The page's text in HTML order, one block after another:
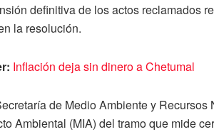
definitiva de los actos reclamados
la resolución.
Inflación deja sin dinero a Chetumal
de Medio Ambiente y Recursos
Ambiental (MIA) del tramo que mide